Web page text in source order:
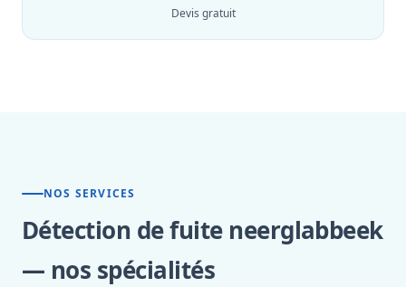
Devis gratuit
NOS SERVICES
Détection de fuite neerglabbeek
— nos spécialités